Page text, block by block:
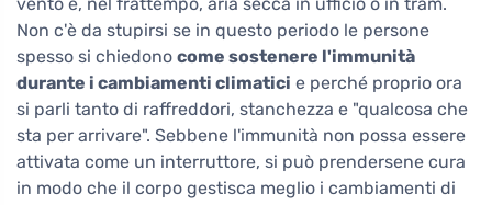
Non c'è da stupirsi se in questo periodo le persone
spesso si chiedono come sostenere l'immunità
durante i cambiamenti climatici e perché proprio ora
si parli tanto di raffreddori, stanchezza e "qualcosa che
sta per arrivare". Sebbene l'immunità non possa essere
attivata come un interruttore, si può prendersene cura
in modo che il corpo gestisca meglio i cambiamenti di